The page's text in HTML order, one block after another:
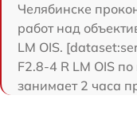
Челябинске
работ над
LM OIS.
F2.8-4 R LM OIS
занимает 2 часа